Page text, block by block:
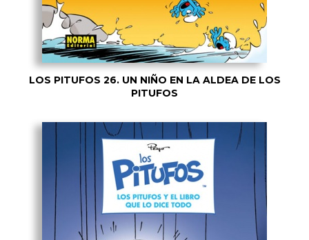
LOS PITUFOS 26. UN NIÑO EN LA ALDEA DE LOS
PITUFOS